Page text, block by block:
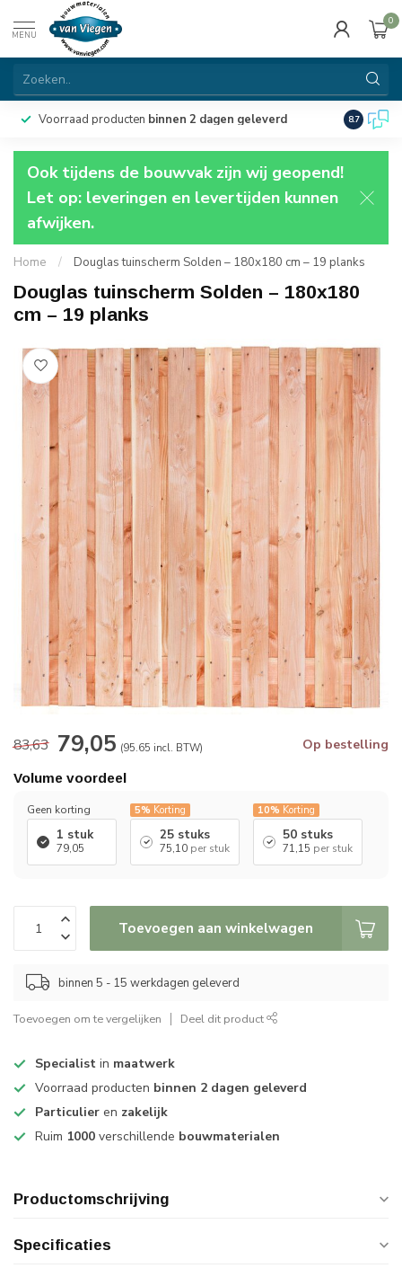
MENU
0
Voorraad producten binnen 2 dagen geleverd 8.7
Ook tijdens de bouwvak zijn wij geopend!
Let op: leveringen en levertijden kunnen
afwijken.
Home / Douglas tuinscherm Solden – 180x180 cm – 19 planks
Douglas tuinscherm Solden – 180x180
cm – 19 planks
83,63 79,05 (95.65 incl. BTW) Op bestelling
Volume voordeel
Geen korting
1 stuk
79,05
5% Korting
25 stuks
75,10 per stuk
10% Korting
50 stuks
71,15 per stuk
Toevoegen aan winkelwagen
binnen 5 - 15 werkdagen geleverd
Toevoegen om te vergelijken Deel dit product
Specialist in maatwerk
Voorraad producten binnen 2 dagen geleverd
Particulier en zakelijk
Ruim 1000 verschillende bouwmaterialen
Productomschrijving
Specificaties